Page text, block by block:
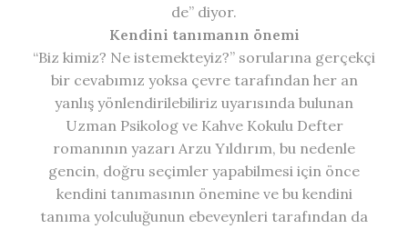
de” diyor.
Kendini tanımanın önemi
“Biz kimiz? Ne istemekteyiz?” sorularına gerçekçi
bir cevabımız yoksa çevre tarafından her an
yanlış yönlendirilebiliriz uyarısında bulunan
Uzman Psikolog ve Kahve Kokulu Defter
romanının yazarı Arzu Yıldırım, bu nedenle
gencin, doğru seçimler yapabilmesi için önce
kendini tanımasının önemine ve bu kendini
tanıma yolculuğunun ebeveynleri tarafından da